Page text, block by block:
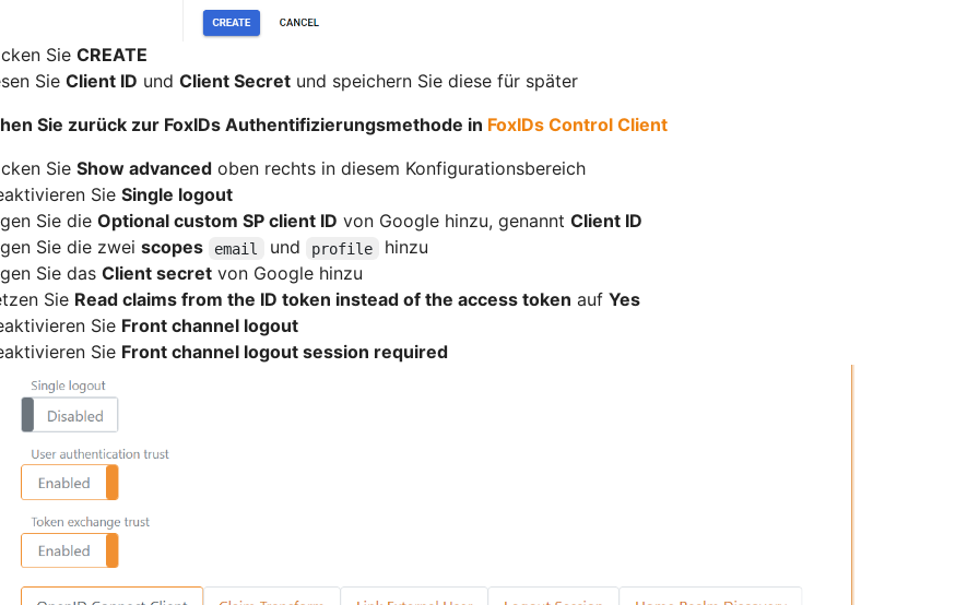
Sie CREATE
Sie Client ID und Client Secret und speichern Sie diese für später
Sie zurück zur FoxIDs Authentifizierungsmethode in FoxIDs Control Client
Sie Show advanced oben rechts in diesem Konfigurationsbereich
Sie Single logout
Sie die Optional custom SP client ID von Google hinzu, genannt Client ID
Sie die zwei scopes email und profile
hinzu
Sie das Client secret von Google hinzu
Sie Read claims from the ID token instead of the access token auf Yes
Sie Front channel logout
Sie Front channel logout session required